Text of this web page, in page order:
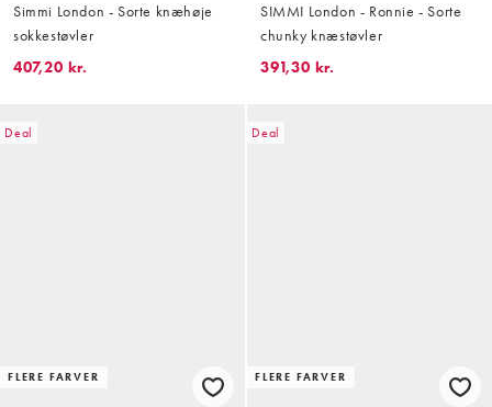
Simmi London - Sorte knæhøje
sokkestøvler
407,20 kr.
SIMMI London - Ronnie - Sorte
chunky knæstøvler
391,30 kr.
Deal
FLERE FARVER
Deal
FLERE FARVER